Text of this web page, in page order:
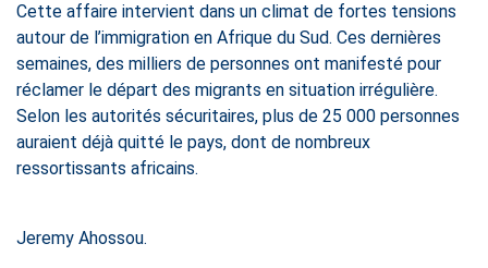
Cette affaire intervient dans un climat de fortes tensions
autour de l’immigration en Afrique du Sud. Ces dernières
semaines, des milliers de personnes ont manifesté pour
réclamer le départ des migrants en situation irrégulière.
Selon les autorités sécuritaires, plus de 25 000 personnes
auraient déjà quitté le pays, dont de nombreux
ressortissants africains.
Jeremy Ahossou.